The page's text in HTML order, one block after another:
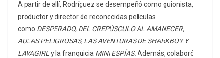
A partir de allí, Rodríguez se desempeñó como guionista,
productor y director de reconocidas películas
como DESPERADO, DEL CREPÚSCULO AL AMANECER,
AULAS PELIGROSAS, LAS AVENTURAS DE SHARKBOY Y
LAVAGIRLy la franquicia MINI ESPÍAS. Además, colaboró